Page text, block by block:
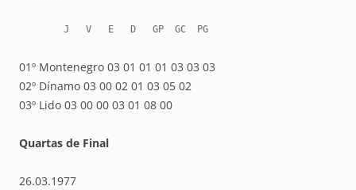
        J   V   E   D   GP  GC  PG
01º Montenegro 03 01 01 01 03 03 03
02º Dínamo 03 00 02 01 03 05 02
03º Lido 03 00 00 03 01 08 00
Quartas de Final
26.03.1977